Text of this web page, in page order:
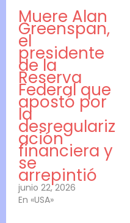
Muere Alan
Greenspan,
el
presidente
de la
Reserva
Federal que
apostó por
la
desregulariz
ación
financiera y
se
arrepintió
junio 22, 2026
En «USA»